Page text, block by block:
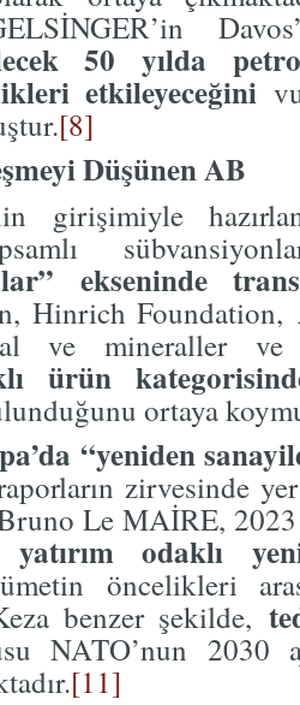
50 yılda
etkileyeceğini
[8]
Düşünen AB
girişimiyle
ekseninde
Hinrich Foundation,
ve mineraller
ürün
ortaya
“yeniden
zirvesinde
Le MAİRE,
odaklı
öncelikleri
benzer şekilde,
NATO’nun 2030
[11]